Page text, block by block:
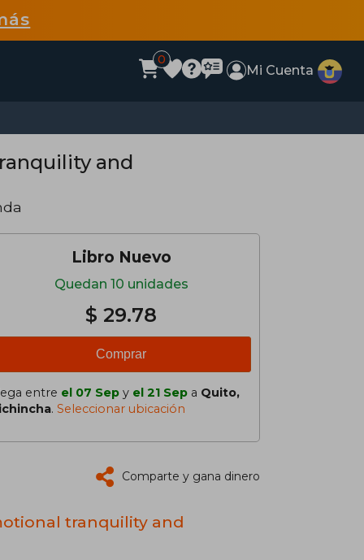
0
Mi Cuenta
and
Libro Nuevo
Quedan 10 unidades
$ 29.78
Comprar
entre el 07 Sep y el 21 Sep a Quito,
. Seleccionar ubicación
Comparte y gana dinero
tranquility and